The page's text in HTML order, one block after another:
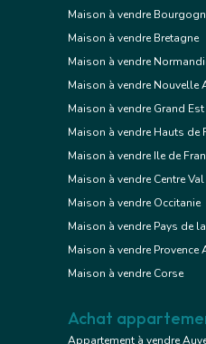
Maison à vendre
Maison à vendre Bretagne
Maison à vendre
Maison à vendre Nouvelle
Maison à vendre Grand Est
Maison à vendre Hauts de
Maison à vendre Ile de
Maison à vendre Centre
Maison à vendre Occitanie
Maison à vendre Pays de
Maison à vendre
Maison à vendre Corse
Achat
Appartement à vendre